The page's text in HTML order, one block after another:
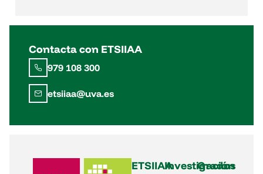
Contacta con ETSIIAA
979 108 300
etsiiaa@uva.es
ETSIIAAInvestigación
Grados